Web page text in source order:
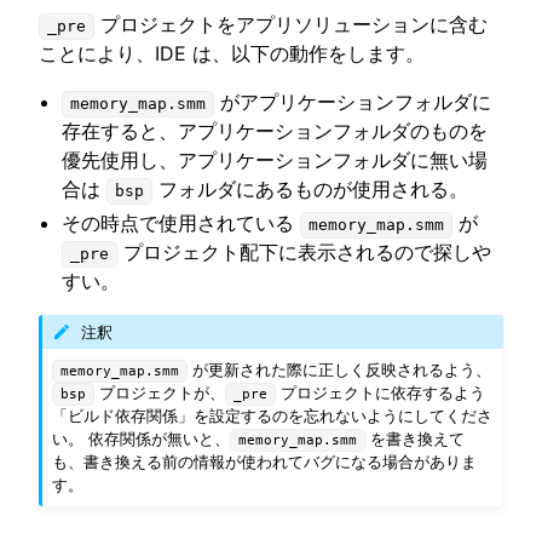
_pre
プロジェクトをアプリソリューションに含む
ことにより、IDE は、以下の動作をします。
memory_map.smm
がアプリケーションフォルダに
存在すると、アプリケーションフォルダのものを
優先使用し、アプリケーションフォルダに無い場
合は
bsp
フォルダにあるものが使用される。
その時点で使用されている
memory_map.smm が
_pre
プロジェクト配下に表示されるので探しや
すい。
注釈
memory_map.smm が更新された際に正しく反映されるよう、
bsp プロジェクトが、 _pre
プロジェクトに依存するよう
「ビルド依存関係」を設定するのを忘れないようにしてくださ
い。 依存関係が無いと、
memory_map.smm
を書き換えて
も、書き換える前の情報が使われてバグになる場合がありま
す。